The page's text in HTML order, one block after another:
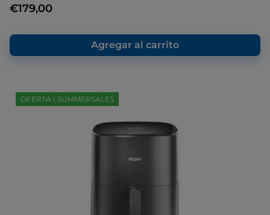
misma
página.
€179,00
Agregar al carrito
OFERTA | SUMMERSALES